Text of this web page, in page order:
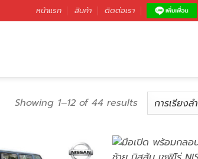
หน้าแรก สินค้า ติดต่อเรา
Showing 1–12 of 44 results